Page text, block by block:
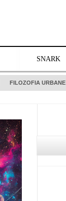
SNARK
FILOZOFIA URBANE